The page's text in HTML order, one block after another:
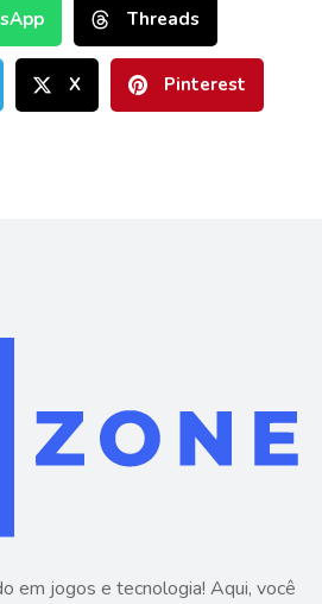
Threads
X Pinterest
em jogos e tecnologia! Aqui, você